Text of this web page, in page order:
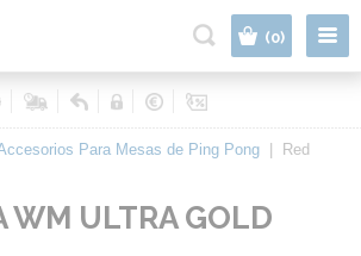
(0)
Para Mesas de Ping Pong
Red
WM ULTRA GOLD